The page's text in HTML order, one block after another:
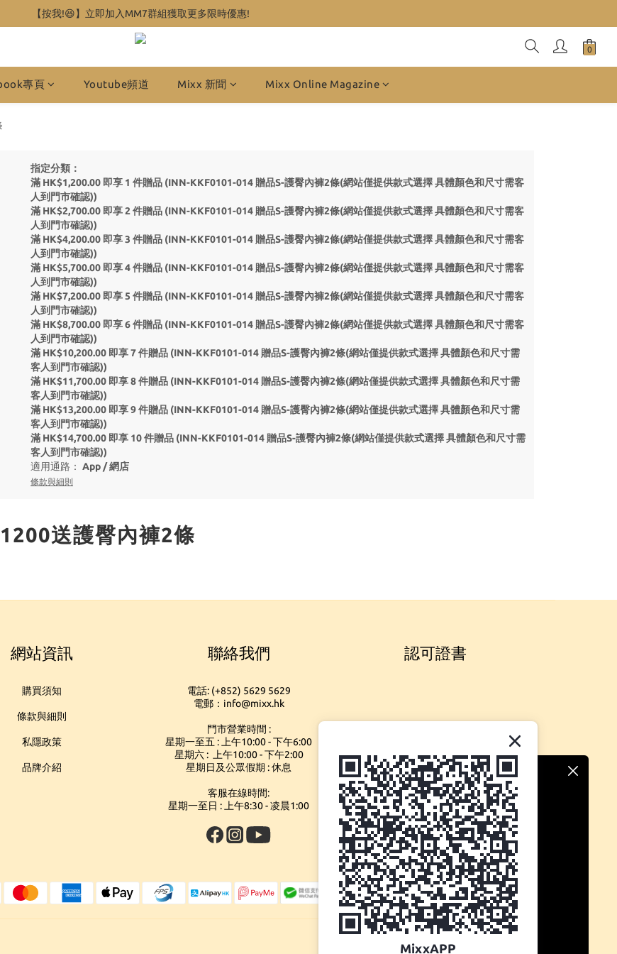
【按我!😆】立即加入MM7群組獲取更多限時優惠!
專頁 Youtube頻道 Mixx 新聞 Mixx Online Magazine
指定分類：
滿 HK$1,200.00 即享 1 件贈品 (INN-KKF0101-014 贈品S-護臀內褲2條(網站僅提供款式選擇 具體顏色和尺寸需客
人到門市確認))
滿 HK$2,700.00 即享 2 件贈品 (INN-KKF0101-014 贈品S-護臀內褲2條(網站僅提供款式選擇 具體顏色和尺寸需客
人到門市確認))
滿 HK$4,200.00 即享 3 件贈品 (INN-KKF0101-014 贈品S-護臀內褲2條(網站僅提供款式選擇 具體顏色和尺寸需客
人到門市確認))
滿 HK$5,700.00 即享 4 件贈品 (INN-KKF0101-014 贈品S-護臀內褲2條(網站僅提供款式選擇 具體顏色和尺寸需客
人到門市確認))
滿 HK$7,200.00 即享 5 件贈品 (INN-KKF0101-014 贈品S-護臀內褲2條(網站僅提供款式選擇 具體顏色和尺寸需客
人到門市確認))
滿 HK$8,700.00 即享 6 件贈品 (INN-KKF0101-014 贈品S-護臀內褲2條(網站僅提供款式選擇 具體顏色和尺寸需客
人到門市確認))
滿 HK$10,200.00 即享 7 件贈品 (INN-KKF0101-014 贈品S-護臀內褲2條(網站僅提供款式選擇 具體顏色和尺寸需
客人到門市確認))
滿 HK$11,700.00 即享 8 件贈品 (INN-KKF0101-014 贈品S-護臀內褲2條(網站僅提供款式選擇 具體顏色和尺寸需
客人到門市確認))
滿 HK$13,200.00 即享 9 件贈品 (INN-KKF0101-014 贈品S-護臀內褲2條(網站僅提供款式選擇 具體顏色和尺寸需
客人到門市確認))
滿 HK$14,700.00 即享 10 件贈品 (INN-KKF0101-014 贈品S-護臀內褲2條(網站僅提供款式選擇 具體顏色和尺寸需
客人到門市確認))
適用通路： App /網店
條款與細則
送護臀內褲2條
網站資訊
購買須知
條款與細則
私隱政策
品牌介紹
聯絡我們
電話: (+852) 5629 5629
電郵：info@mixx.hk
門市營業時間 :
星期一至五 : 上午10:00 - 下午6:00
星期六 : 上午10:00 - 下午2:00
星期日及公眾假期 : 休息
客服在線時間:
星期一至日 : 上午8:30 - 凌晨1:00
認可證書
MixxAPP